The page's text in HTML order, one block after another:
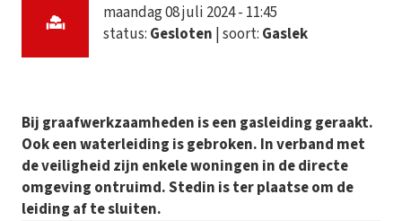
maandag 08 juli 2024 - 11:45
status: Gesloten | soort: Gaslek
Bij graafwerkzaamheden is een gasleiding geraakt.
Ook een waterleiding is gebroken. In verband met
de veiligheid zijn enkele woningen in de directe
omgeving ontruimd. Stedin is ter plaatse om de
leiding af te sluiten.